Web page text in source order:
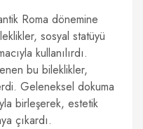
Roma dönemine
sosyal statüyü
kullanılırdı.
bu bileklikler,
Geleneksel dokuma
birleşerek, estetik
çıkardı.